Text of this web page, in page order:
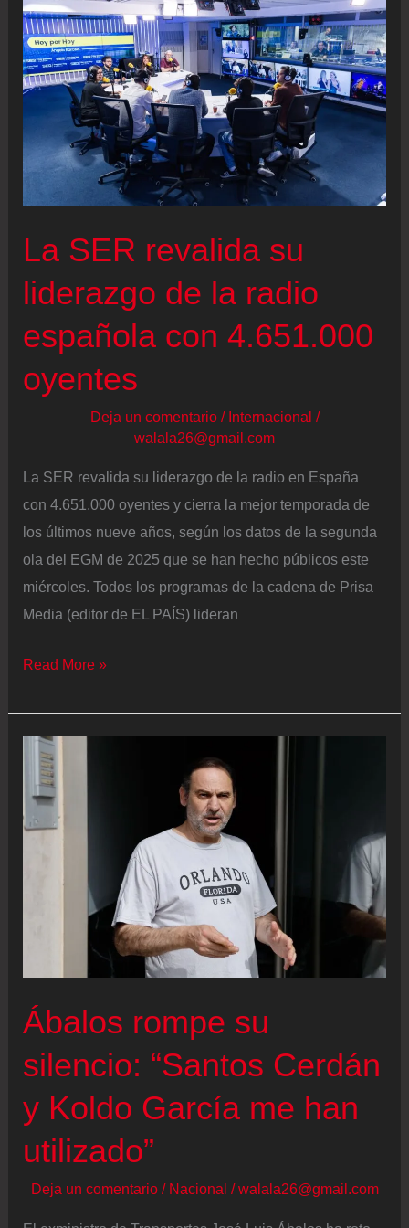
fuerza
del
periodismo
mentira
La SER revalida su
liderazgo de la radio
española con 4.651.000
oyentes
Deja un comentario / Internacional /
walala26@gmail.com
La SER revalida su liderazgo de la radio en España
con 4.651.000 oyentes y cierra la mejor temporada de
los últimos nueve años, según los datos de la segunda
ola del EGM de 2025 que se han hecho públicos este
miércoles. Todos los programas de la cadena de Prisa
Media (editor de EL PAÍS) lideran
La
revalida
su
liderazgo
de
la
española
Read More »
Ábalos rompe su
silencio: “Santos Cerdán
y Koldo García me han
utilizado”
Deja un comentario / Nacional /walala26@gmail.com